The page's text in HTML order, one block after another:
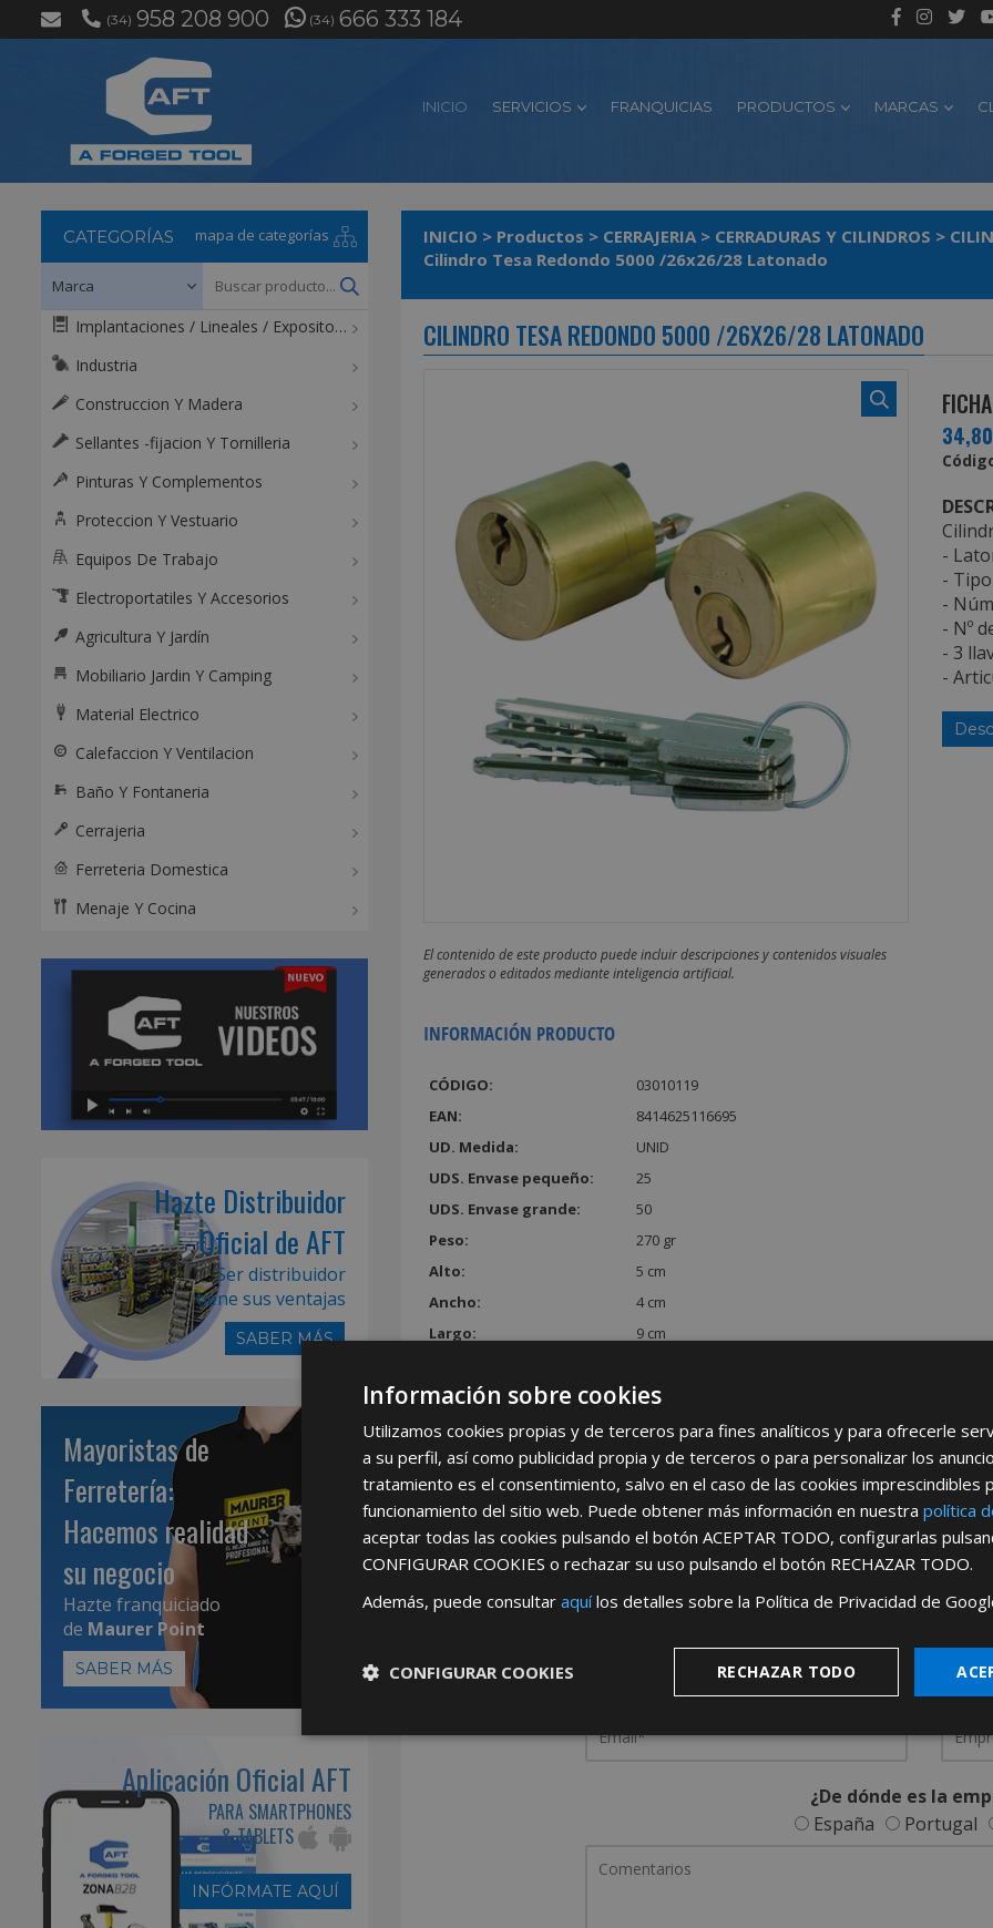
(34) 958 208 900 (34) 666 333 184
INICIO SERVICIOS FRANQUICIAS PRODUCTOS MARCAS
INICIO > Productos > CERRAJERIA > CERRADURAS Y CILINDROS >
Cilindro Tesa Redondo 5000 /26x26/28 Latonado
CILINDRO TESA REDONDO 5000 /26X26/28 LATONADO
El contenido de este producto puede incluir descripciones y contenidos visuales
generados o editados mediante inteligencia artificial.
INFORMACIÓN PRODUCTO
CÓDIGO:
03010119
EAN:
8414625116695
UD. Medida:
UNID
UDS. Envase pequeño:
25
UDS. Envase grande:
50
Peso:
270 gr
Alto:
5 cm
Ancho:
4 cm
Largo:
9 cm
-
-
-
- Nº
- 3
-
REGÍSTRATE PARA HACERTE
Desdeaquípodrá ver todas las
Rellene este formulario y nos pondremos en contacto
¿De dónde es la
España
Portugal
CATEGORÍAS mapa de categorías
Implantaciones / Lineales / Expositores / Mostradores
Industria
Construccion Y Madera
Sellantes -fijacion Y Tornilleria
Pinturas Y Complementos
Proteccion Y Vestuario
Equipos De Trabajo
Electroportatiles Y Accesorios
Agricultura Y Jardín
Mobiliario Jardin Y Camping
Material Electrico
Calefaccion Y Ventilacion
Baño Y Fontaneria
Cerrajeria
Ferreteria Domestica
Menaje Y Cocina
Hazte Distribuidor
Oficial de AFT
Ser distribuidor
tiene sus ventajas
SABER MÁS
Mayoristas de
Ferretería:
Hacemos realidad
su negocio
Hazte franquiciado
de Maurer Point
SABER MÁS
Aplicación Oficial AFT
PARA SMARTPHONES
& TABLETS
INFÓRMATE AQUÍ
Información sobre cookies
Utilizamos cookies propias y de terceros para fines analíticos y para ofrecerle
a su perfil, así como publicidad propia y de terceros o para personalizar los
tratamiento es el consentimiento, salvo en el caso de las cookies imprescindibles
funcionamiento del sitio web. Puede obtener más información en nuestra política
aceptar todas las cookies pulsando el botón ACEPTAR TODO, configurarlas
CONFIGURAR COOKIES o rechazar su uso pulsando el botón RECHAZAR TODO.
Además, puede consultar aquílos detalles sobre la Política de Privacidad de
RECHAZAR TODO
CONFIGURAR COOKIES